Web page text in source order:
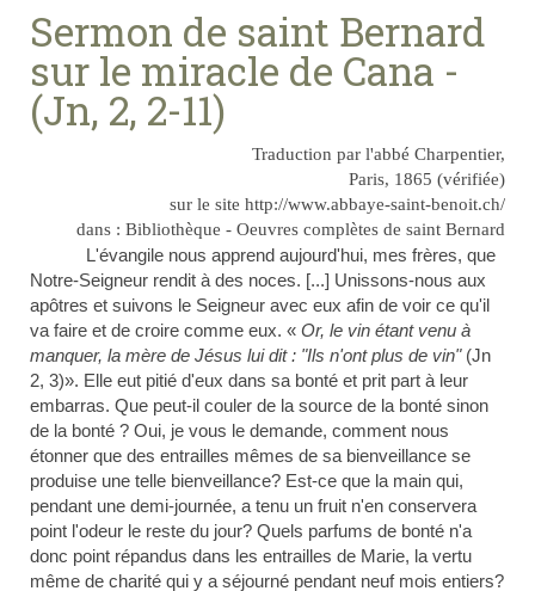
Sermon de saint Bernard
sur le miracle de Cana -
(Jn, 2, 2-11)
Traduction par l'abbé Charpentier,
Paris, 1865 (vérifiée)
sur le site http://www.abbaye-saint-benoit.ch/
dans : Bibliothèque - Oeuvres complètes de saint Bernard
L'évangile nous apprend aujourd'hui, mes frères, que
Notre-Seigneur rendit à des noces. [...] Unissons-nous aux
apôtres et suivons le Seigneur avec eux afin de voir ce qu'il
va faire et de croire comme eux. « Or, le vin étant venu à
manquer, la mère de Jésus lui dit : "Ils n'ont plus de vin" (Jn
2, 3)». Elle eut pitié d'eux dans sa bonté et prit part à leur
embarras. Que peut-il couler de la source de la bonté sinon
de la bonté ? Oui, je vous le demande, comment nous
étonner que des entrailles mêmes de sa bienveillance se
produise une telle bienveillance? Est-ce que la main qui,
pendant une demi-journée, a tenu un fruit n'en conservera
point l'odeur le reste du jour? Quels parfums de bonté n'a
donc point répandus dans les entrailles de Marie, la vertu
même de charité qui y a séjourné pendant neuf mois entiers?